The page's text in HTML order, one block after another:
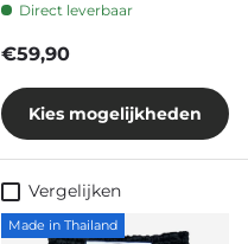
Direct leverbaar
Reguliere prijs
€59,90
Kies mogelijkheden
Vergelijken
Made in Thailand